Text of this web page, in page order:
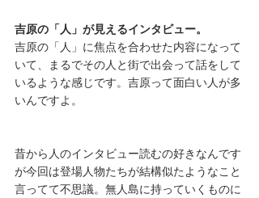
吉原の「人」が見えるインタビュー。
吉原の「人」に焦点を合わせた内容になって
いて、まるでその人と街で出会って話をして
いるような感じです。吉原って面白い人が多
いんですよ。
昔から人のインタビュー読むの好きなんです
が今回は登場人物たちが結構似たようなこと
言ってて不思議。無人島に持っていくものに